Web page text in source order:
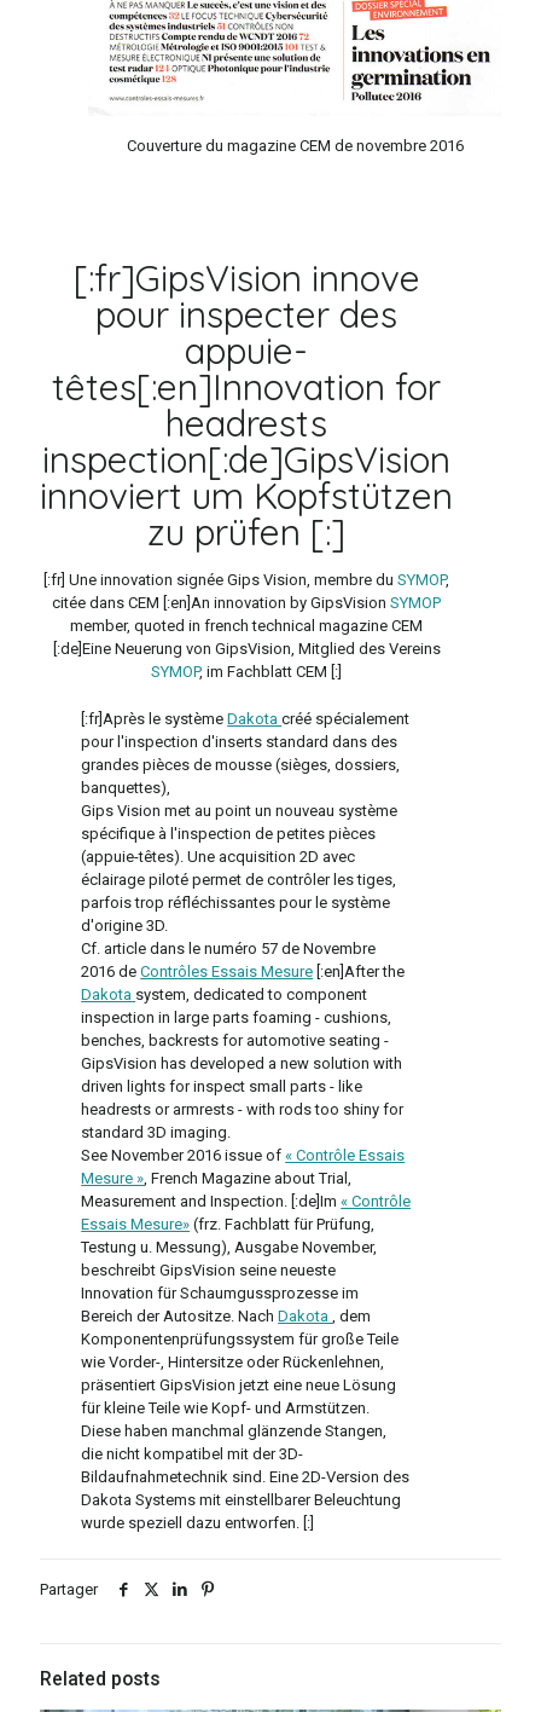
Couverture du magazine CEM de novembre 2016
[:fr]GipsVision innove
pour inspecter des
appuie-
têtes[:en]Innovation for
headrests
inspection[:de]GipsVision
innoviert um Kopfstützen
zu prüfen [:]
[:fr] Une innovation signée Gips Vision, membre du SYMOP,
citée dans CEM [:en]An innovation by GipsVision SYMOP
member, quoted in french technical magazine CEM
[:de]Eine Neuerung von GipsVision, Mitglied des Vereins
SYMOP, im Fachblatt CEM [:]
[:fr]Après le systèmeDakotacréé spécialement
pour l'inspection d'inserts standard dans des
grandes pièces de mousse (sièges, dossiers,
banquettes),
Gips Vision met au point un nouveau système
spécifique à l'inspection de petites pièces
(appuie-têtes). Une acquisition 2D avec
éclairage piloté permet de contrôler les tiges,
parfois trop réfléchissantes pour le système
d'origine 3D.
Cf. article dans le numéro 57 de Novembre
2016 deContrôles Essais Mesure [:en]After the
Dakota system, dedicated to component
inspection in large parts foaming - cushions,
benches, backrests for automotive seating -
GipsVision has developed a new solution with
driven lights for inspect small parts - like
headrests or armrests - with rods too shiny for
standard 3D imaging.
See November 2016 issue of« Contrôle Essais
Mesure » , French Magazine about Trial,
Measurement and Inspection. [:de]Im« Contrôle
Essais Mesure» (frz. Fachblatt für Prüfung,
Testung u. Messung), Ausgabe November,
beschreibt GipsVision seine neueste
Innovation für Schaumgussprozesse im
Bereich der Autositze. NachDakota
, dem
Komponentenprüfungssystem für große Teile
wie Vorder-, Hintersitze oder Rückenlehnen,
präsentiert GipsVision jetzt eine neue Lösung
für kleine Teile wie Kopf- und Armstützen.
Diese haben manchmal glänzende Stangen,
die nicht kompatibel mit der 3D-
Bildaufnahmetechnik sind. Eine 2D-Version des
Dakota Systems mit einstellbarer Beleuchtung
wurde speziell dazu entworfen. [:]
Partager
Related posts